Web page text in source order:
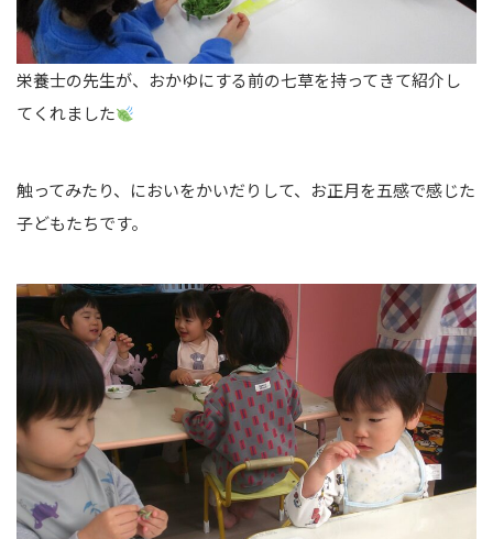
栄養士の先生が、おかゆにする前の七草を持ってきて紹介し
てくれました
触ってみたり、においをかいだりして、お正月を五感で感じた
子どもたちです。